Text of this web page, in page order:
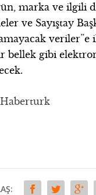
marka ve ilgili
ve Sayıştay
bellek gibi
Haberturk